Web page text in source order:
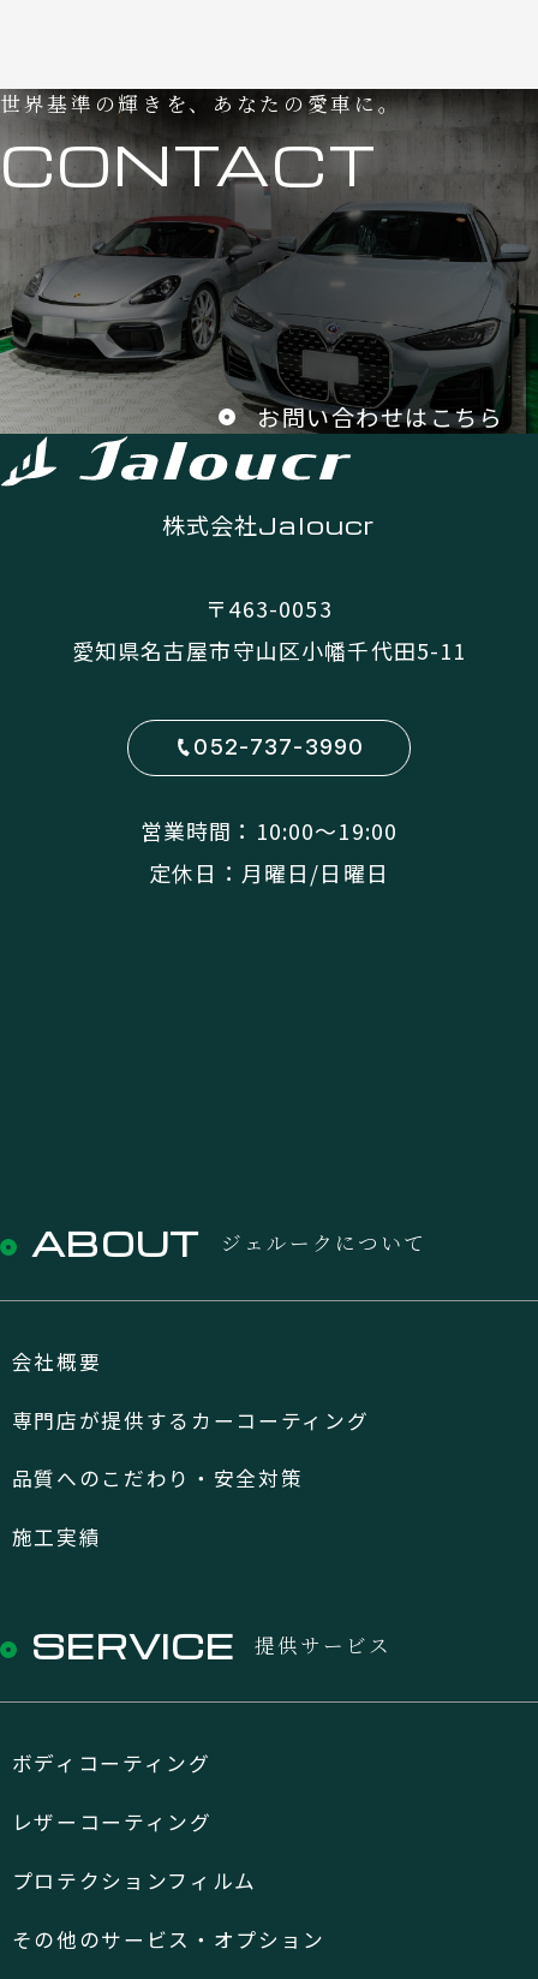
世界基準の輝きを、あなたの愛車に。
CONTACT
お問い合わせはこちら
株式会社Jaloucr
〒463-0053
愛知県名古屋市守山区小幡千代田5-11
052-737-3990
営業時間：10:00〜19:00
定休日：月曜日/日曜日
ABOUT ジェルークについて
会社概要
専門店が提供するカーコーティング
品質へのこだわり・安全対策
施工実績
SERVICE 提供サービス
ボディコーティング
レザーコーティング
プロテクションフィルム
その他のサービス・オプション